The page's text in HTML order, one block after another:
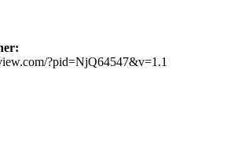
?pid=NjQ64547&v=1.1